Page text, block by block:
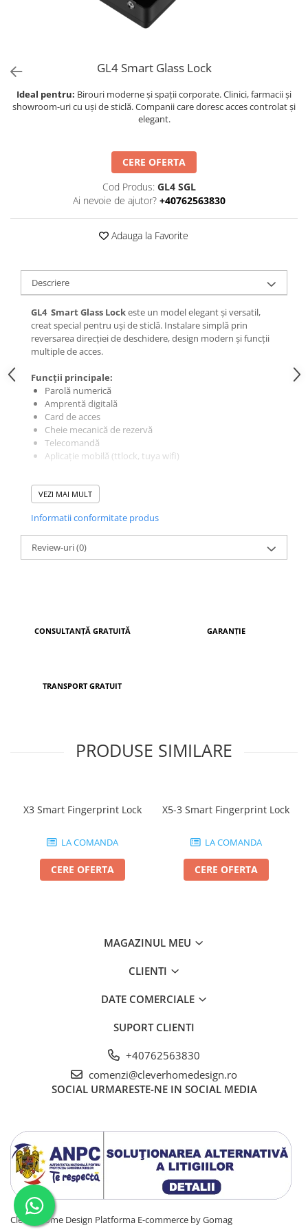
GL4 Smart Glass Lock
Ideal pentru: Birouri moderne și spații corporate. Clinici, farmacii și
showroom-uri cu uși de sticlă. Companii care doresc acces controlat și
elegant.
CERE OFERTA
Cod Produs: GL4 SGL
Ai nevoie de ajutor? +40762563830
Adauga la Favorite
Descriere
GL4 Smart Glass Lockeste un model elegant și versatil,
creat special pentru uși de sticlă. Instalare simplă prin
reversarea direcției de deschidere, design modern și funcții
multiple de acces.
Funcții principale:
Parolă numerică
Amprentă digitală
Card de acces
Cheie mecanică de rezervă
Telecomandă
Aplicație mobilă (ttlock, tuya wifi)
Caracteristici tehnice:
Material: ABS + Aluminiu
Alimentare: 4 baterii AAA + port USB pentru alimentare
de urgență
Dimensiune: 185 × 70 × 35 mm
(unitate principală)
VEZI MAI MULT
Informatii conformitate produs
Review-uri(0)
CONSULTANȚĂ GRATUITĂ GARANȚIE
TRANSPORT GRATUIT
PRODUSE SIMILARE
X3 Smart Fingerprint Lock
LA COMANDA
CERE OFERTA
X5-3 Smart Fingerprint Lock
LA COMANDA
CERE OFERTA
MAGAZINUL MEU
CLIENTI
DATE COMERCIALE
SUPORT CLIENTI
+40762563830
comenzi@cleverhomedesign.ro
SOCIAL URMARESTE-NE IN SOCIAL MEDIA
Clever Home Design Platforma E-commerce by Gomag